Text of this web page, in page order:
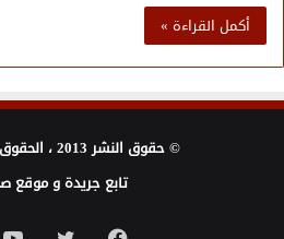
أكمل القراءة »
© حقوق النشر 2013 ، الحقوق محفوظة |
تابع جريدة و موقع